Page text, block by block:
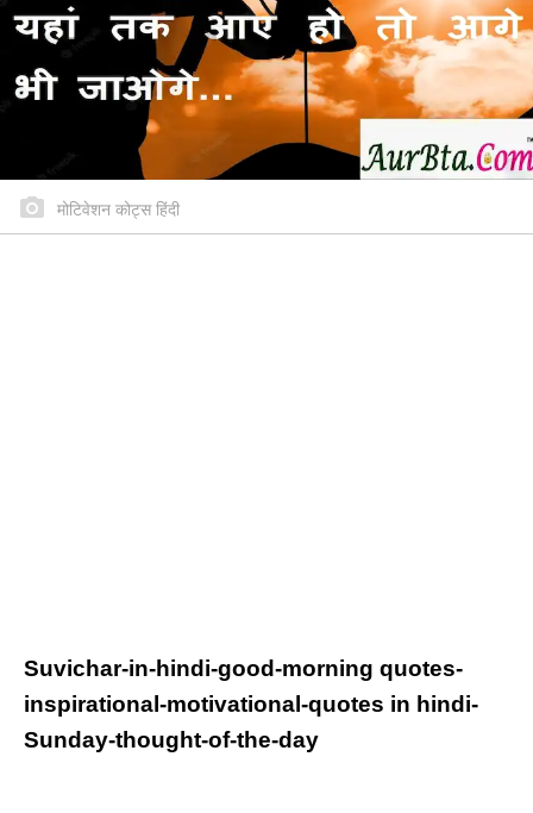
मोटिवेशन कोट्स हिंदी
Suvichar-in-hindi-good-morning quotes-
inspirational-motivational-quotes in hindi-
Sunday-thought-of-the-day